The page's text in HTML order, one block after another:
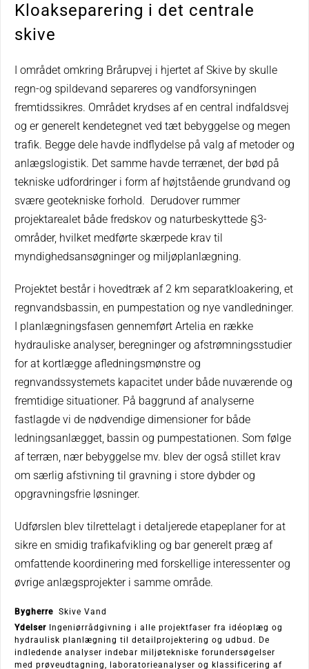
Kloakseparering i det centrale
skive
I området omkring Brårupvej i hjertet af Skive by skulle
regn-og spildevand separeres og vandforsyningen
fremtidssikres. Området krydses af en central indfaldsvej
og er generelt kendetegnet ved tæt bebyggelse og megen
trafik. Begge dele havde indflydelse på valg af metoder og
anlægslogistik. Det samme havde terrænet, der bød på
tekniske udfordringer i form af højtstående grundvand og
svære geotekniske forhold. Derudover rummer
projektarealet både fredskov og naturbeskyttede §3-
områder, hvilket medførte skærpede krav til
myndighedsansøgninger og miljøplanlægning.
Projektet består i hovedtræk af 2 km separatkloakering, et
regnvandsbassin, en pumpestation og nye vandledninger.
I planlægningsfasen gennemført Artelia en række
hydrauliske analyser, beregninger og afstrømningsstudier
for at kortlægge afledningsmønstre og
regnvandssystemets kapacitet under både nuværende og
fremtidige situationer. På baggrund af analyserne
fastlagde vi de nødvendige dimensioner for både
ledningsanlægget, bassin og pumpestationen. Som følge
af terræn, nær bebyggelse mv. blev der også stillet krav
om særlig afstivning til gravning i store dybder og
opgravningsfrie løsninger.
Udførslen blev tilrettelagt i detaljerede etapeplaner for at
sikre en smidig trafikafvikling og bar generelt præg af
omfattende koordinering med forskellige interessenter og
øvrige anlægsprojekter i samme område.
Bygherre Skive Vand
Ydelser Ingeniørrådgivning i alle projektfaser fra idéoplæg og
hydraulisk planlægning til detailprojektering og udbud. De
indledende analyser indebar miljøtekniske forundersøgelser
med prøveudtagning, laboratorieanalyser og klassificering af